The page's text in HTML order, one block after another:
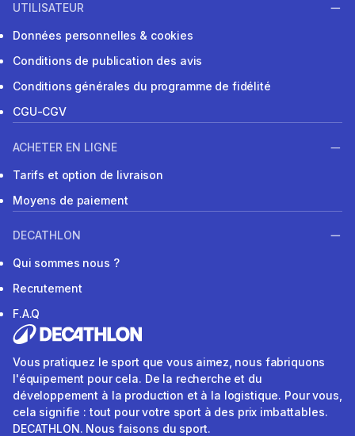
UTILISATEUR
Données personnelles & cookies
Conditions de publication des avis
Conditions générales du programme de fidélité
CGU-CGV
ACHETER EN LIGNE
Tarifs et option de livraison
Moyens de paiement
DECATHLON
Qui sommes nous ?
Recrutement
F.A.Q
Vous pratiquez le sport que vous aimez, nous fabriquons
l'équipement pour cela. De la recherche et du
développement à la production et à la logistique. Pour vous,
cela signifie : tout pour votre sport à des prix imbattables.
DECATHLON. Nous faisons du sport.